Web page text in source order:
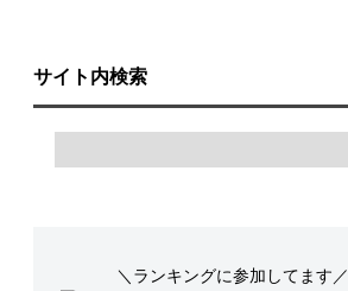
サイト内検索
＼ランキングに参加してます／